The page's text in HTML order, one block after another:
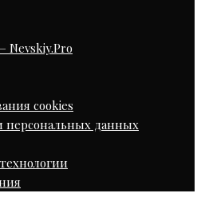
Nevskiy.Pro
cookies
персональных данных